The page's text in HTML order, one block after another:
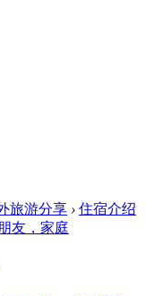
旅游分享 › 住宿介绍
友，家庭